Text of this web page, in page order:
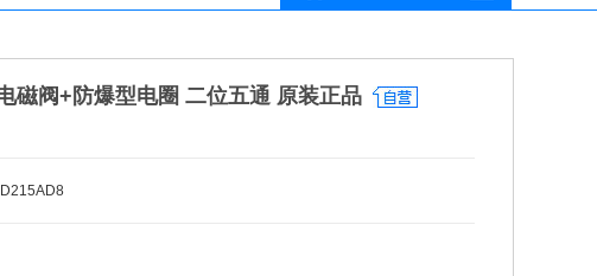
磁阀+防爆型电圈 二位五通 原装正品